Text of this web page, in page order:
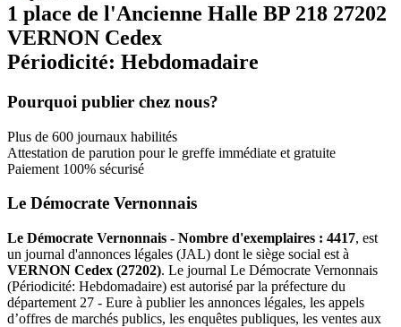
1 place de l'Ancienne Halle BP 218 27202
VERNON Cedex
Périodicité: Hebdomadaire
Pourquoi publier chez nous?
Plus de 600 journaux habilités
Attestation de parution pour le greffe immédiate et gratuite
Paiement 100% sécurisé
Le Démocrate Vernonnais
Le Démocrate Vernonnais - Nombre d'exemplaires : 4417, est
un journal d'annonces légales (JAL) dont le siège social est à
VERNON Cedex (27202). Le journal Le Démocrate Vernonnais
(Périodicité: Hebdomadaire) est autorisé par la préfecture du
département 27 - Eure à publier les annonces légales, les appels
d’offres de marchés publics, les enquêtes publiques, les ventes aux